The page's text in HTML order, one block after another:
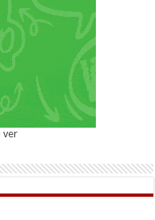
ver